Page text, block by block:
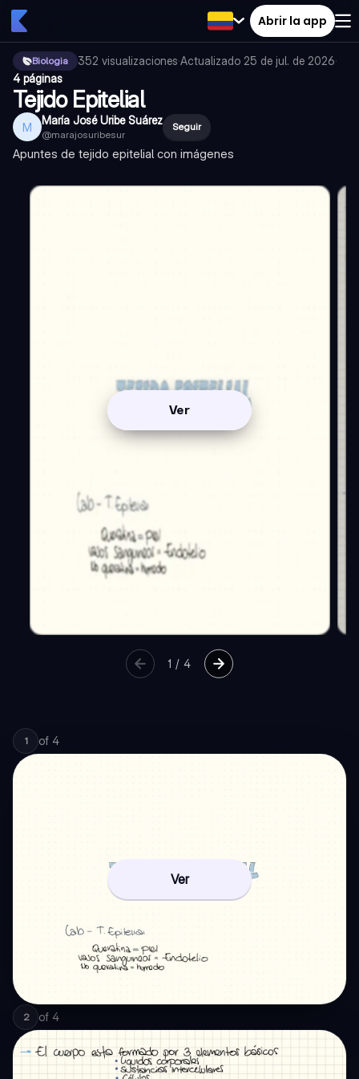
Abrir la app
Biologia 352 visualizaciones·Actualizado 25 de jul. de 2026·
4 páginas
Tejido Epitelial
M María José Uribe Suárez
@marajosuribesur
Seguir
Apuntes de tejido epitelial con imágenes
Ver
1 /4
1 of 4
Ver
2 of 4